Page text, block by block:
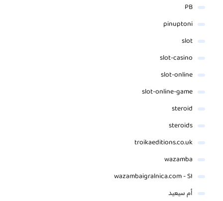
PB
pinuptoni
slot
slot-casino
slot-online
slot-online-game
steroid
steroids
troikaeditions.co.uk
wazamba
wazambaigralnica.com - SI
أم سيعيد